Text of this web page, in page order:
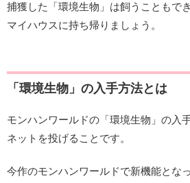
捕獲した「環境生物」は飼うこともで
マイハウスに持ち帰りましょう。
「環境生物」の入手方法とは
モンハンワールドの「環境生物」の入
ネットを投げることです。
今作のモンハンワールドで新機能とな